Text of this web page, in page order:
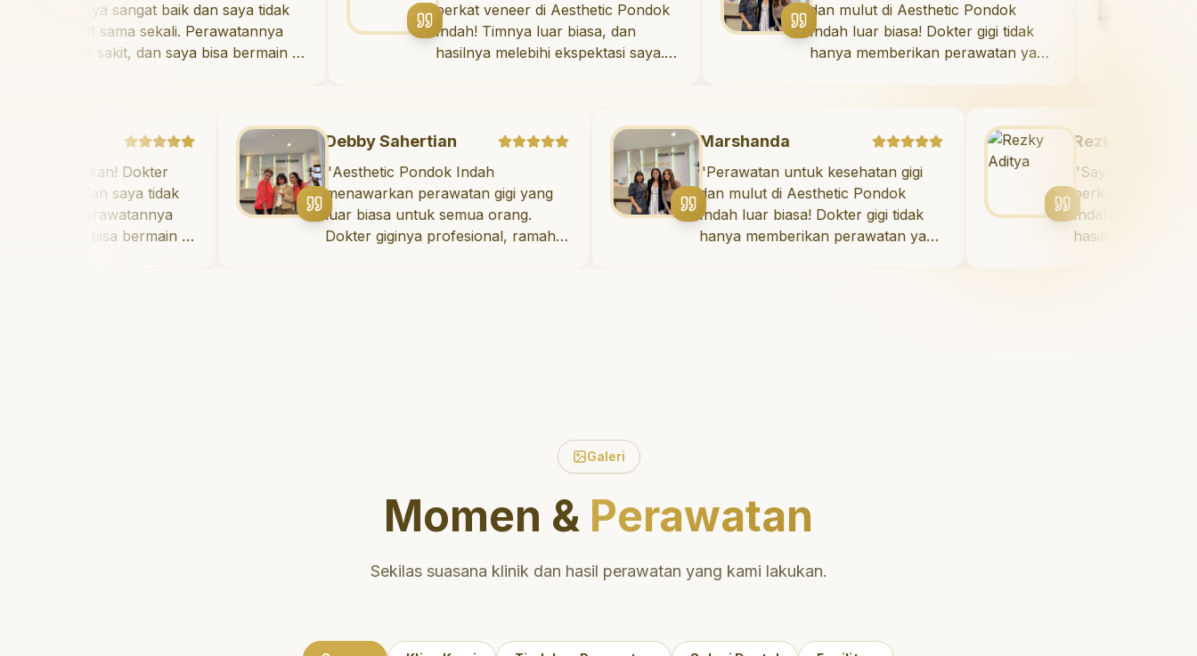
giginya sangat baik dan saya tidak
takut sama sekali. Perawatannya
tidak sakit, dan saya bisa bermain di
berkat veneer di Aesthetic Pondok
Indah! Timnya luar biasa, dan
hasilnya melebihi ekspektasi saya.
dan mulut di Aesthetic Pondok
Indah luar biasa! Dokter gigi tidak
hanya memberikan perawatan yang
mengedukasi saya mengenai teknik
perawatan dan pembersihan gigi
yang tepat. Sangat
direkomendasikan!
Dokter
dan saya tidak
Perawatannya
bisa bermain di
Debby Sahertian
"Aesthetic Pondok Indah
menawarkan perawatan gigi yang
luar biasa untuk semua orang.
Dokter giginya profesional, ramah,
Marshanda
"Perawatan untuk kesehatan gigi
dan mulut di Aesthetic Pondok
Indah luar biasa! Dokter gigi tidak
hanya memberikan perawatan yang
Rezky Aditya
" Saya menyukai senyum
berkat veneer di Aesthetic
Indah! Timnya luar biasa,
hasilnya melebihi
Galeri
Momen & Perawatan
Sekilas suasana klinik dan hasil perawatan yang kami lakukan.